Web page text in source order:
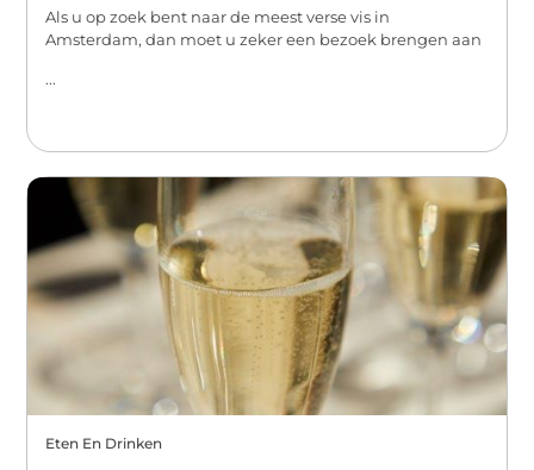
Als u op zoek bent naar de meest verse vis in
Amsterdam, dan moet u zeker een bezoek brengen aan
...
Eten En Drinken